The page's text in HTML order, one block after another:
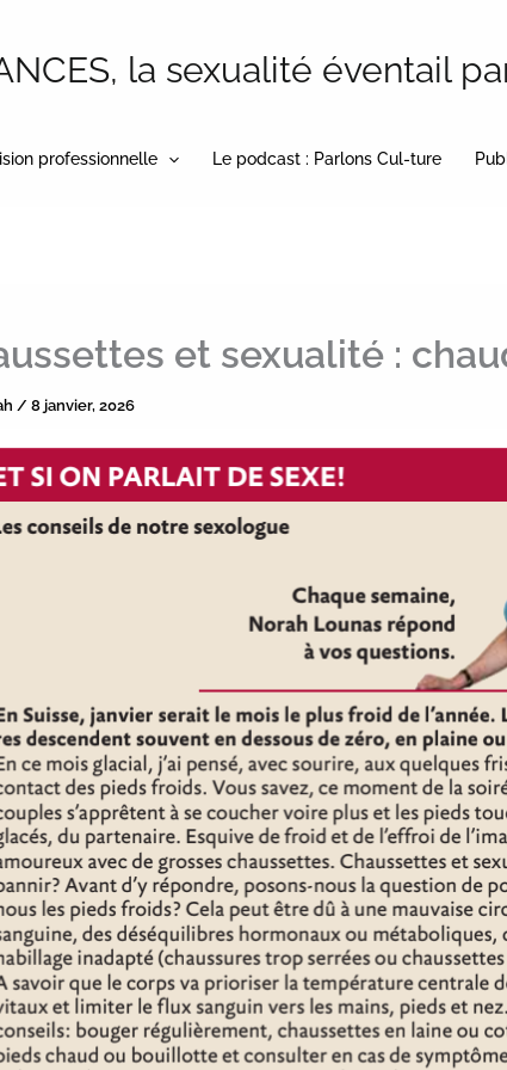
la sexualité éventail
professionnelle Le podcast : Parlons Cul-ture
et sexualité :
/ 8 janvier, 2026